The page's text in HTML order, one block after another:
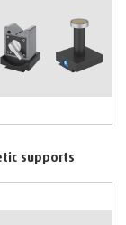
supports